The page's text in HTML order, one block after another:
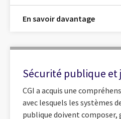
En savoir davantage
Sécurité publique et
CGI a acquis une
avec lesquels les systèmes
publique doivent composer,